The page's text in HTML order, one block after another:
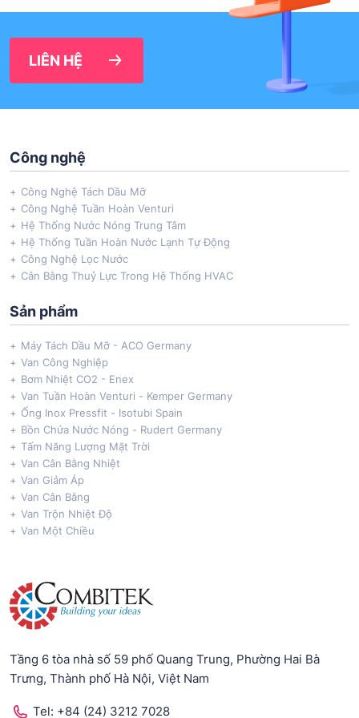
LIÊN HỆ
Công nghệ
Công Nghệ Tách Dầu Mỡ
Công Nghệ Tuần Hoàn Venturi
Hệ Thống Nước Nóng Trung Tâm
Hệ Thống Tuần Hoàn Nước Lạnh Tự Động
Công Nghệ Lọc Nước
Cân Bằng Thuỷ Lực Trong Hệ Thống HVAC
Sản phẩm
Máy Tách Dầu Mỡ - ACO Germany
Van Công Nghiệp
Bơm Nhiệt CO2 - Enex
Van Tuần Hoàn Venturi - Kemper Germany
Ống Inox Pressfit - Isotubi Spain
Bồn Chứa Nước Nóng - Rudert Germany
Tấm Năng Lượng Mặt Trời
Van Cân Bằng Nhiệt
Van Giảm Áp
Van Cân Bằng
Van Trộn Nhiệt Độ
Van Một Chiều
Tầng 6 tòa nhà số 59 phố Quang Trung, Phường Hai Bà
Trưng, Thành phố Hà Nội, Việt Nam
Tel: +84 (24) 3212 7028